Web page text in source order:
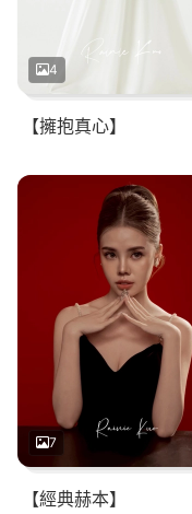
4
【擁抱真心】
7
【經典赫本】